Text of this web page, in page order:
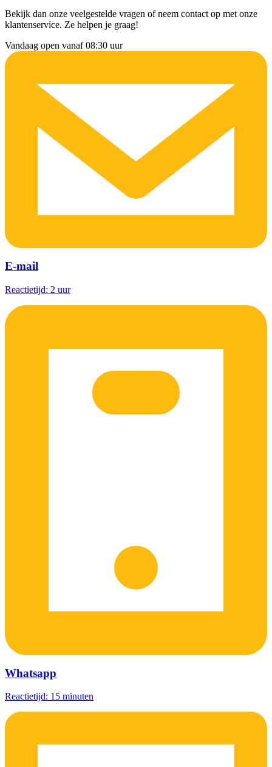
Bekijk dan onze veelgestelde vragen of neem contact op met onze
klantenservice. Ze helpen je graag!
Vandaag open vanaf 08:30 uur
E-mail
Reactietijd: 2 uur
Whatsapp
Reactietijd: 15 minuten